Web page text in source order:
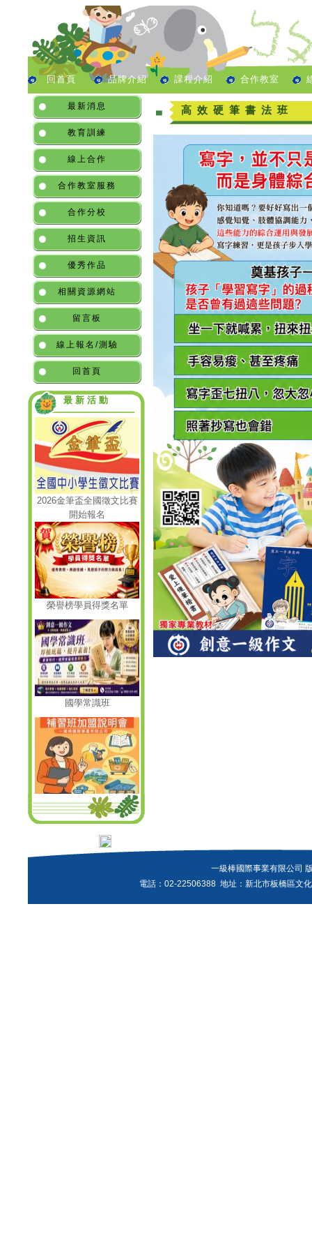
回首頁 品牌介紹 課程介紹 合作教室
最新消息
教育訓練
線上合作
合作教室服務
合作分校
招生資訊
優秀作品
相關資源網站
留言板
線上報名/測驗
回首頁
最新活動
2026金筆盃全國徵文比賽
開始報名
榮譽榜學員得獎名單
國學常識班
高效硬筆書法班
一級棒國際事業有限公司
電話：02-22506388 地址：新北市板橋區文